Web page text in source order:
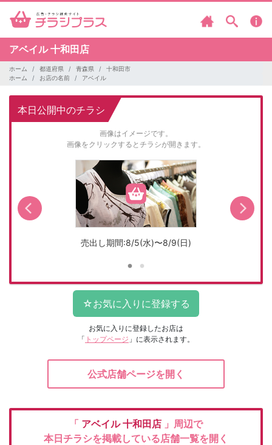
アベイル十和田店
ホーム 都道府県 青森県
十和田市
ホーム
お店の名前 アベイル
本日公開中のチラシ
画像はイメージです。
画像をクリックするとチラシが開きます。
売出し期間:8/5(水)〜8/9(日)
お気に入りに登録したお店は
「 トップページ 」に表示されます。
公式店舗ページを開く
「 アベイル十和田店 」周辺で
本日チラシを掲載している店舗一覧を開く